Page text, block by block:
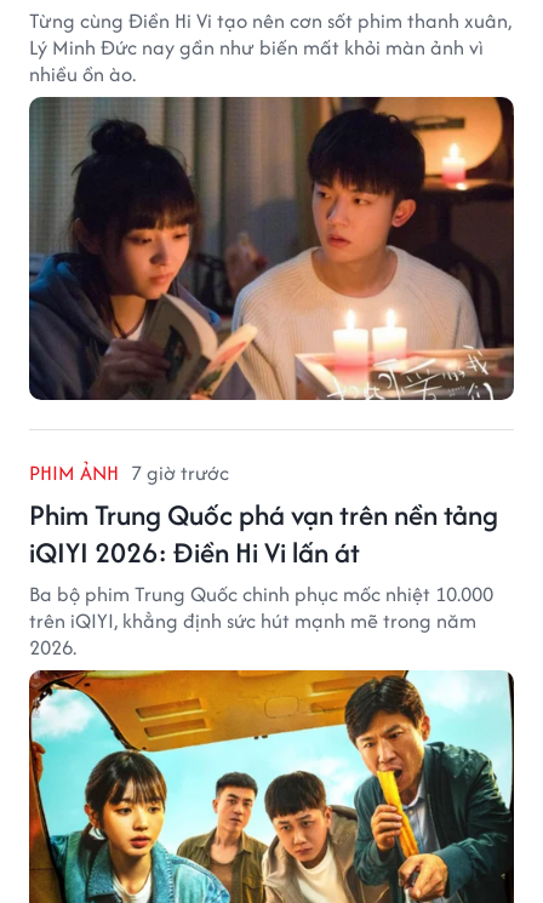
Từng cùng Điền Hi Vi tạo nên cơn sốt phim thanh xuân,
Lý Minh Đức nay gần như biến mất khỏi màn ảnh vì
nhiều ồn ào.
PHIM ẢNH 7 giờ trước
Phim Trung Quốc phá vạn trên nền tảng
iQIYI 2026: Điền Hi Vi lấn át
Ba bộ phim Trung Quốc chinh phục mốc nhiệt 10.000
trên iQIYI, khẳng định sức hút mạnh mẽ trong năm
2026.